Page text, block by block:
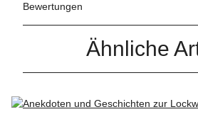
Bewertungen
Ähnliche